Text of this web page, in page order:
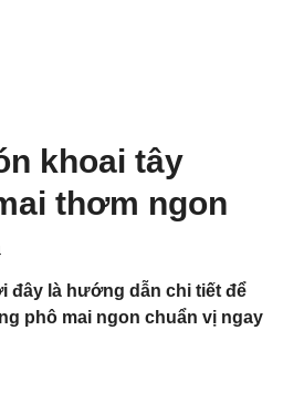
khoai tây
thơm ngon
đây là hướng dẫn chi tiết để
phô mai ngon chuẩn vị ngay